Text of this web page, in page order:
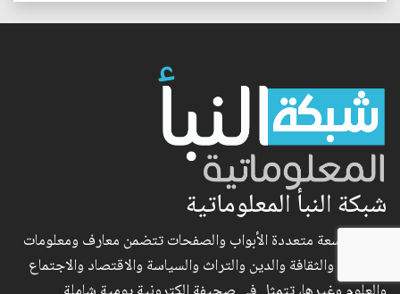
شبكة النبأ المعلوماتية
شبكة واسعة متعددة الأبواب والصفحات تتضمن معارف ومعلومات
في الفكر والثقافة والدين والتراث والسياسة والاقتصاد والاجتماع